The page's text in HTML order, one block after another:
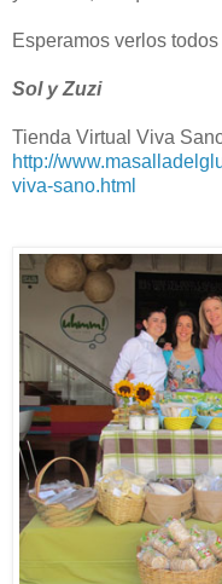
Esperamos verlos
Sol y Zuzi
Tienda Virtual Viva
http://
viva-sano.html